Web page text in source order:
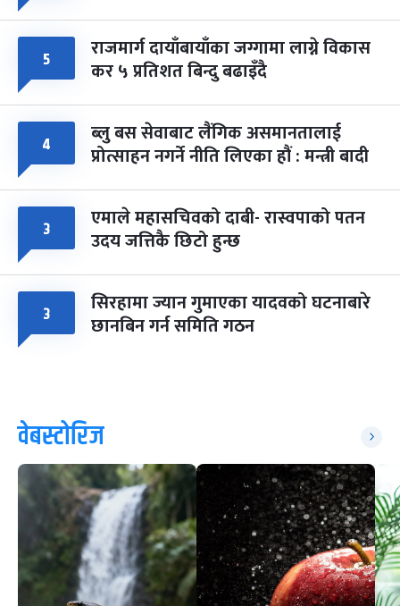
५ राजमार्ग दायाँबायाँका जग्गामा लाग्ने विकास
कर ५ प्रतिशत बिन्दु बढाइँदै
४ ब्लु बस सेवाबाट लैंगिक असमानतालाई
प्रोत्साहन नगर्ने नीति लिएका हौं : मन्त्री बादी
३ एमाले महासचिवको दाबी- रास्वपाको पतन
उदय जत्तिकै छिटो हुन्छ
३ सिरहामा ज्यान गुमाएका यादवको घटनाबारे
छानबिन गर्न समिति गठन
वेबस्टोरिज